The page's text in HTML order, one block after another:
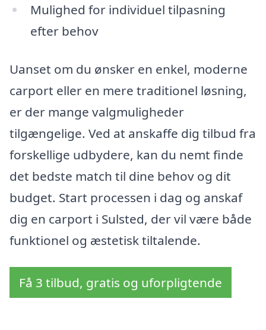
Mulighed for individuel tilpasning
efter behov
Uanset om du ønsker en enkel, moderne
carport eller en mere traditionel løsning,
er der mange valgmuligheder
tilgængelige. Ved at anskaffe dig tilbud fra
forskellige udbydere, kan du nemt finde
det bedste match til dine behov og dit
budget. Start processen i dag og anskaf
dig en carport i Sulsted, der vil være både
funktionel og æstetisk tiltalende.
Få 3 tilbud, gratis og uforpligtende